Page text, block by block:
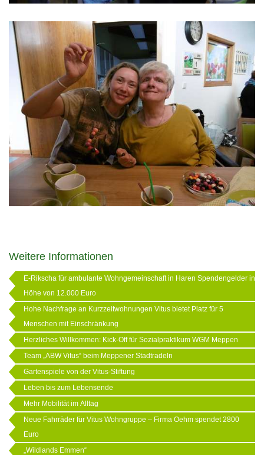
Weitere Informationen
E-Rikscha für ambulante Wohngemeinschaft in Haren Spendengelder in
Höhe von 12.000 Euro
Hohe Nachfrage an Kurzzeitwohnungen Vitus bietet Platz für 5
Menschen mit Einschränkung
Herzliches Willkommen: Kick-Off für Sozialpraktikum WGM Meppen
Team „ABW Vitus“ beim Meppener Stadtradeln
Gartenspiele von der Vitus-Stiftung
Leben bis zum Lebensende
Mehr Mobilität im Alltag
Neue Fahrräder für Vitus Wohngruppe – Firma Oehm spendet 2800
Euro
„Wildlands Emmen“